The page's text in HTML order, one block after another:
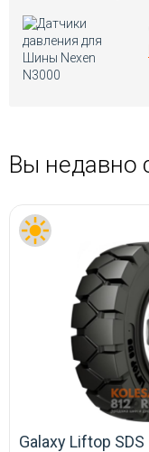
Вы недавно
Galaxy Liftop SDS